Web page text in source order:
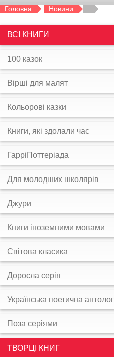
Головна Новини
ВСІ КНИГИ
100 казок
Вірші для малят
Кольорові казки
Книги, які здолали час
ГарріПоттеріада
Для молодших школярів
Джури
Книги іноземними мовами
Світова класика
Доросла серія
Українська поетична
Поза серіями
ТВОРЦІ КНИГ